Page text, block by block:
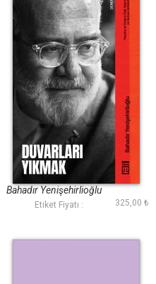
Duvarları Yıkmak
Bahadır Yenişehirlioğlu
Etiket Fiyatı : 325,00 ₺